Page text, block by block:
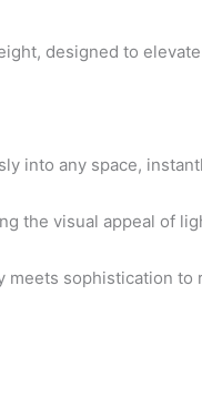
designed to
into any space,
the visual appeal of
sophistication